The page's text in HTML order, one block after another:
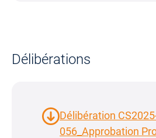
Délibérations
Délibération
056_Approbation